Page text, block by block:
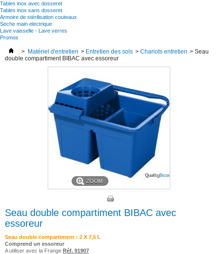
Tables inox avec dosseret
Tables inox sans dosseret
Armoire de stérilisation couteaux
Seche main electrique
Lave vaisselle - Lave verres
Promos
> Matériel d'entretien > Entretien des sols > Chariots entretien > Seau
double compartiment BIBAC avec essoreur
ZOOM
Seau double compartiment BIBAC avec
essoreur
Seau double compartiment : 2 X 7,5 L
Comprend un essoreur
A utiliser avec la Frange Réf. 91907